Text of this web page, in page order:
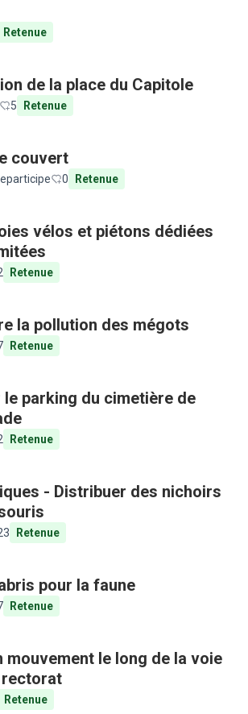
Retenue
de la place du Capitole
5 Retenue
couvert
0 Retenue
vélos et piétons dédiées
Retenue
la pollution des mégots
Retenue
parking du cimetière de
Retenue
- Distribuer des nichoirs
Retenue
pour la faune
Retenue
mouvement le long de la voie
Retenue